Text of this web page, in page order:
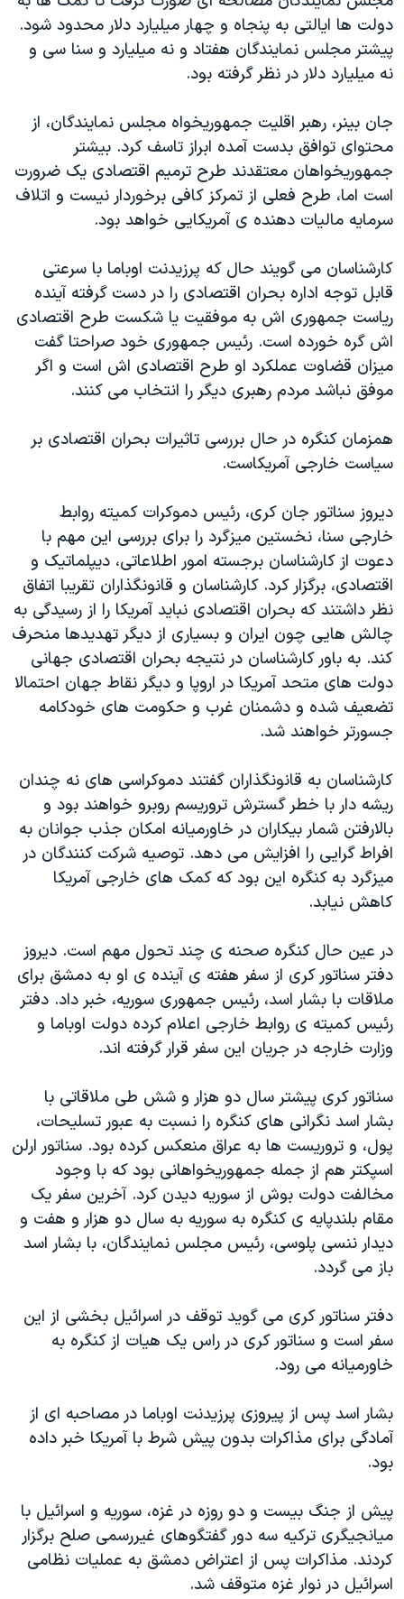
دولت ها ایالتی به پنجاه و چهار میلیارد دلار محدود شود.
پیشتر مجلس نمایندگان هفتاد و نه میلیارد و سنا سی و
نه میلیارد دلار در نظر گرفته بود.
جان بینر، رهبر اقلیت جمهوریخواه مجلس نمایندگان، از
محتوای توافق بدست آمده ابراز تاسف کرد. بیشتر
جمهوریخواهان معتقدند طرح ترمیم اقتصادی یک ضرورت
است اما، طرح فعلی از تمرکز کافی برخوردار نیست و اتلاف
سرمایه مالیات دهنده ی آمریکایی خواهد بود.
کارشناسان می گویند حال که پرزیدنت اوباما با سرعتی
قابل توجه اداره بحران اقتصادی را در دست گرفته آینده
ریاست جمهوری اش به موفقیت یا شکست طرح اقتصادی
اش گره خورده است. رئیس جمهوری خود صراحتا گفت
میزان قضاوت عملکرد او طرح اقتصادی اش است و اگر
موفق نباشد مردم رهبری دیگر را انتخاب می کنند.
همزمان کنگره در حال بررسی تاثیرات بحران اقتصادی بر
سیاست خارجی آمریکاست.
دیروز سناتور جان کری، رئیس دموکرات کمیته روابط
خارجی سنا، نخستین میزگرد را برای بررسی این مهم با
دعوت از کارشناسان برجسته امور اطلاعاتی، دیپلماتیک و
اقتصادی، برگزار کرد. کارشناسان و قانونگذاران تقریبا اتفاق
نظر داشتند که بحران اقتصادی نباید آمریکا را از رسیدگی به
چالش هایی چون ایران و بسیاری از دیگر تهدیدها منحرف
کند. به باور کارشناسان در نتیجه بحران اقتصادی جهانی
دولت های متحد آمریکا در اروپا و دیگر نقاط جهان احتمالا
تضعیف شده و دشمنان غرب و حکومت های خودکامه
جسورتر خواهند شد.
کارشناسان به قانونگذاران گفتند دموکراسی های نه چندان
ریشه دار با خطر گسترش تروریسم روبرو خواهند بود و
بالارفتن شمار بیکاران در خاورمیانه امکان جذب جوانان به
افراط گرایی را افزایش می دهد. توصیه شرکت کنندگان در
میزگرد به کنگره این بود که کمک های خارجی آمریکا
کاهش نیابد.
در عین حال کنگره صحنه ی چند تحول مهم است. دیروز
دفتر سناتور کری از سفر هفته ی آینده ی او به دمشق برای
ملاقات با بشار اسد، رئیس جمهوری سوریه، خبر داد. دفتر
رئیس کمیته ی روابط خارجی اعلام کرده دولت اوباما و
وزارت خارجه در جریان این سفر قرار گرفته اند.
سناتور کری پیشتر سال دو هزار و شش طی ملاقاتی با
بشار اسد نگرانی های کنگره را نسبت به عبور تسلیحات،
پول، و تروریست ها به عراق منعکس کرده بود. سناتور ارلن
اسپکتر هم از جمله جمهوریخواهانی بود که با وجود
مخالفت دولت بوش از سوریه دیدن کرد. آخرین سفر یک
مقام بلندپایه ی کنگره به سوریه به سال دو هزار و هفت و
دیدار ننسی پلوسی، رئیس مجلس نمایندگان، با بشار اسد
باز می گردد.
دفتر سناتور کری می گوید توقف در اسرائیل بخشی از این
سفر است و سناتور کری در راس یک هیات از کنگره به
خاورمیانه می رود.
بشار اسد پس از پیروزی پرزیدنت اوباما در مصاحبه ای از
آمادگی برای مذاکرات بدون پیش شرط با آمریکا خبر داده
بود.
پیش از جنگ بیست و دو روزه در غزه، سوریه و اسرائیل با
میانجیگری ترکیه سه دور گفتگوهای غیررسمی صلح برگزار
کردند. مذاکرات پس از اعتراض دمشق به عملیات نظامی
اسرائیل در نوار غزه متوقف شد.